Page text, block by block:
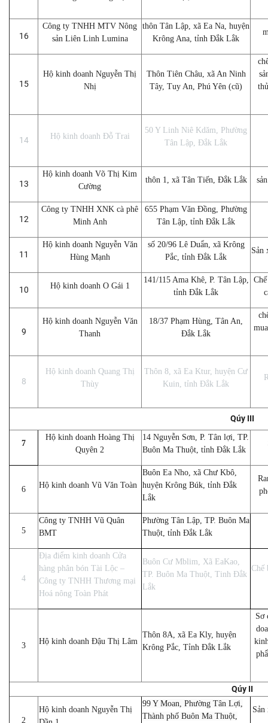
16
Công ty TNHH MTV Nông
sản Liên Linh Lumina
thôn Tân Lập, xã Ea Na, huyện
Krông Ana, tỉnh Đắk Lắk
15
Hộ kinh doanh Nguyễn Thị
Nhị
Thôn Tiên Châu, xã An Ninh
Tây, Tuy An, Phú Yên (cũ)
14 Hộ kinh doanh Đỗ Trai
50 Y Linh Niê Kdăm, Phường
Tân Lập, Đắk Lắk
13
Hộ kinh doanh Võ Thị Kim
Cường
thôn 1, xã Tân Tiến, Đắk Lắk
12
Công ty TNHH XNK cà phê
Minh Anh
655 Phạm Văn Đồng, Phường
Tân Lập, tỉnh Đắk Lắk
11
Hộ kinh doanh Nguyễn Văn
Hùng Mạnh
số 20/96 Lê Duẩn, xã Krông
Pắc, tỉnh Đắk Lắk
Sản
10 Hộ kinh doanh O Gái 1
141/115 Ama Khê, P. Tân Lập,
tỉnh Đắk Lắk
9
Hộ kinh doanh Nguyễn Văn
Thanh
18/37 Phạm Hùng, Tân An,
Đắk Lắk
8
Hộ kinh doanh Quang Thị
Thùy
Thôn 8, xã Ea Ktur, huyện Cư
Kuin, tỉnh Đắk Lắk
Qúy III
7
Hộ kinh doanh Hoàng Thị
Quyên 2
14 Nguyễn Sơn, P. Tân lợi, TP.
Buôn Ma Thuột, tỉnh Đắk Lắk
6 Hộ kinh doanh Vũ Văn Toàn
Buôn Ea Nho, xã Chư Kbô,
huyện Krông Búk, tỉnh Đắk
Lắk
5
Công ty TNHH Vũ Quân
BMT
Phường Tân Lập, TP. Buôn Ma
Thuột, tỉnh Đắk Lắk
4
Địa điểm kinh doanh Cửa
hàng phân bón Tài Lộc –
Công ty TNHH Thương mại
Hoá nông Toàn Phát
Buôn Cư Mblim, Xã EaKao,
TP. Buôn Ma Thuột, Tinh Đắk
Lắk
Chế
3 Hộ kinh doanh Đậu Thị Lâm
Thôn 8A, xã Ea Kly, huyện
Krông Pắc, Tỉnh Đắk Lắk
Sơ
Qúy II
2
Hộ kinh doanh Nguyễn Thị
99 Y Moan, Phường Tân Lợi,
Thành phố Buôn Ma Thuột,
Sản